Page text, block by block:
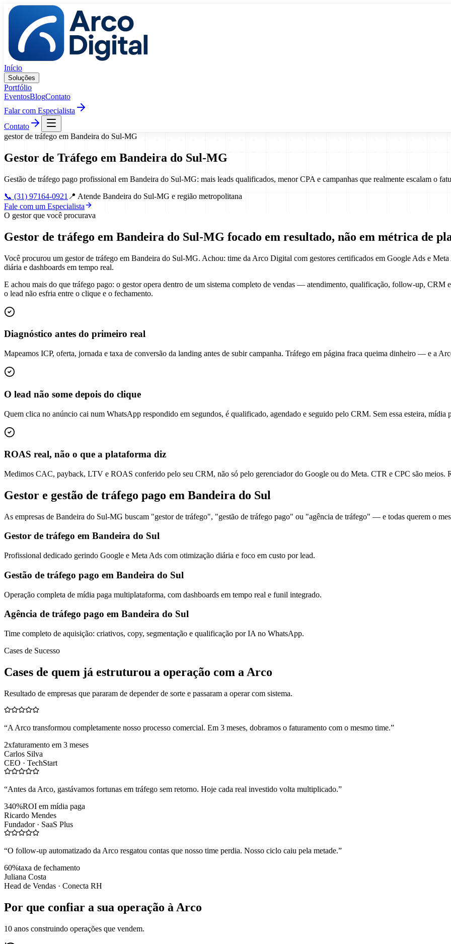
Pular para o conteúdo
Início
Soluções
Portfólio
EventosBlogContato
Falar com Especialista
Contato
gestor de tráfego em Bandeira do Sul-MG
Gestor de Tráfego em Bandeira do Sul-MG
Gestão de tráfego pago profissional em Bandeira do Sul-MG: mais leads qualificados, menor CPA e campanhas que realmente escalam o
📞 (31) 97164-0921 📍 Atende Bandeira do Sul-MG e região metropolitana
Fale com um Especialista
O gestor que você procurava
Gestor de tráfego em Bandeira do Sul-MG focado em resultado, não em métrica de
Você procurou um gestor de tráfego em Bandeira do Sul-MG. Achou: time da Arco Digital com gestores certificados em Google Ads e
diária e dashboards em tempo real.
E achou mais do que tráfego pago: o gestor opera dentro de um sistema completo de vendas — atendimento, qualificação, follow-up,
o lead não esfria entre o clique e o fechamento.
Diagnóstico antes do primeiro real
Mapeamos ICP, oferta, jornada e taxa de conversão da landing antes de subir campanha. Tráfego em página fraca queima dinheiro — e a
O lead não some depois do clique
Quem clica no anúncio cai num WhatsApp respondido em segundos, é qualificado, agendado e seguido pelo CRM. Sem essa esteira, mídia
ROAS real, não o que a plataforma diz
Medimos CAC, payback, LTV e ROAS conferido pelo seu CRM, não só pelo gerenciador do Google ou do Meta. CTR e CPC são meios.
Gestor e gestão de tráfego pago em Bandeira do Sul
As empresas de Bandeira do Sul-MG buscam "gestor de tráfego", "gestão de tráfego pago" ou "agência de tráfego" — e todas querem o
Gestor de tráfego em Bandeira do Sul
Profissional dedicado gerindo Google e Meta Ads com otimização diária e foco em custo por lead.
Gestão de tráfego pago em Bandeira do Sul
Operação completa de mídia paga multiplataforma, com dashboards em tempo real e funil integrado.
Agência de tráfego pago em Bandeira do Sul
Time completo de aquisição: criativos, copy, segmentação e qualificação por IA no WhatsApp.
Cases de Sucesso
Cases de quem já estruturou a operação com a Arco
Resultado de empresas que pararam de depender de sorte e passaram a operar com sistema.
“A Arco transformou completamente nosso processo comercial. Em 3 meses, dobramos o faturamento com o mesmo time.”
2xfaturamento em 3 meses
Carlos Silva
CEO · TechStart
“Antes da Arco, gastávamos fortunas em tráfego sem retorno. Hoje cada real investido volta multiplicado.”
340%ROI em mídia paga
Ricardo Mendes
Fundador · SaaS Plus
“O follow-up automatizado da Arco resgatou contas que nosso time perdia. Nosso ciclo caiu pela metade.”
60%taxa de fechamento
Juliana Costa
Head de Vendas · Conecta RH
Por que confiar a sua operação à Arco
10 anos construindo operações que vendem.